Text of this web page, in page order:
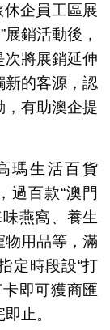
企員工區展
銷活動後，
次將展銷延伸
新的客源，認
，有助澳企提
瑪生活百貨
過百款“澳門
燕窩、養生
物用品等，滿
定時段設“打
即可獲商匯
止。